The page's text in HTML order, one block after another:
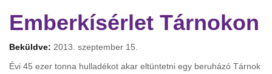
Emberkísérlet Tárnokon
Beküldve: 2013. szeptember 15.
Évi 45 ezer tonna hulladékot akar eltüntetni egy beruházó Tárnok